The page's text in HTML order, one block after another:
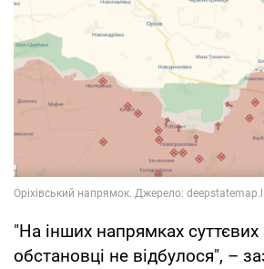
"На інших напрямках суттєвих
обстановці не відбулося", –